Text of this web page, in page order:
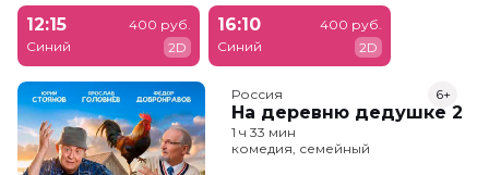
12:15
Синий
400 руб.
2D
16:10
Синий
400 руб.
2D
Россия
На деревню дедушке 2
6+
1 ч 33 мин
комедия, семейный